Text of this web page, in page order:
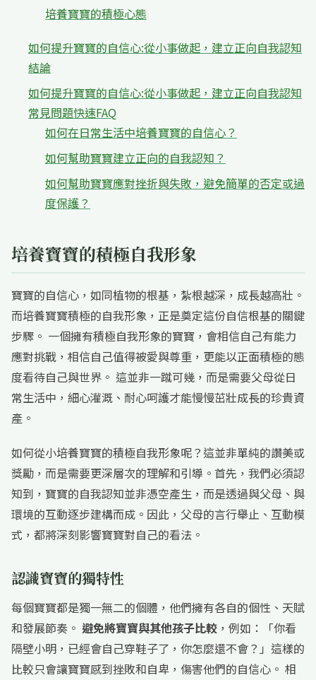
培養寶寶的積極心態
如何提升寶寶的自信心:從小事做起，建立正向自我認知
結論
如何提升寶寶的自信心:從小事做起，建立正向自我認知
常見問題快速FAQ
如何在日常生活中培養寶寶的自信心？
如何幫助寶寶建立正向的自我認知？
如何幫助寶寶應對挫折與失敗，避免簡單的否定或過
度保護？
培養寶寶的積極自我形象
寶寶的自信心，如同植物的根基，紮根越深，成長越高壯。
而培養寶寶積極的自我形象，正是奠定這份自信根基的關鍵
步驟。 一個擁有積極自我形象的寶寶，會相信自己有能力
應對挑戰，相信自己值得被愛與尊重，更能以正面積極的態
度看待自己與世界。 這並非一蹴可幾，而是需要父母從日
常生活中，細心灌溉、耐心呵護才能慢慢茁壯成長的珍貴資
產。
如何從小培養寶寶的積極自我形象呢？這並非單純的讚美或
獎勵，而是需要更深層次的理解和引導。首先，我們必須認
知到，寶寶的自我認知並非憑空產生，而是透過與父母、與
環境的互動逐步建構而成。因此，父母的言行舉止、互動模
式，都將深刻影響寶寶對自己的看法。
認識寶寶的獨特性
每個寶寶都是獨一無二的個體，他們擁有各自的個性、天賦
和發展節奏。 避免將寶寶與其他孩子比較 ，例如：「你看
隔壁小明，已經會自己穿鞋子了，你怎麼還不會？」這樣的
比較只會讓寶寶感到挫敗和自卑，傷害他們的自信心。 相